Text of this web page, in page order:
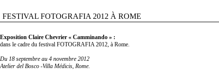
FESTIVAL FOTOGRAFIA 2012 À ROME
Exposition Claire Chevrier « Camminando » :
dans le cadre du festival FOTOGRAFIA 2012, à Rome.
Du 18 septembre au 4 novembre 2012
Atelier del Bosco -Villa Médicis, Rome.